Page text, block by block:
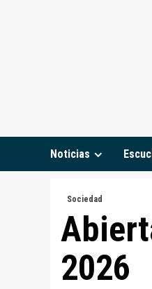
Noticias
Sociedad
2026